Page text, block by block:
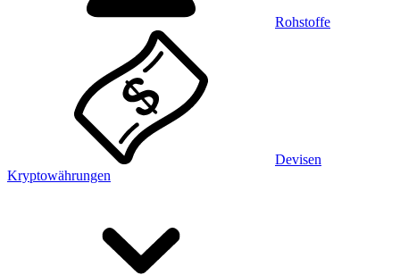
Rohstoffe
Devisen
Kryptowährungen